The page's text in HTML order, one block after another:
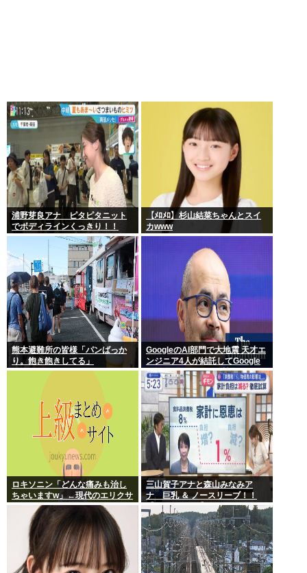
浦野芽良アナ ピタピタニット
でボディラインくっきり！！
【ﾒﾛﾒﾛ】杉山結菜ちゃんとスイ
カwww
熊本避難所の皆様「パンばっか
り。飽き飽きしてる」
GoogleのAI部門で大地震 天才エ
ンジニア4人が結託してGoogle
を離脱 遅れを取るAI競争さらに
苦しく 株価に影響大
ロキソニン「どんな痛みも治し
ちゃいますw」←現代のエリクサ
ーやろ…
三山賀子アナと森山みなみア
ナ 巨乳 ＆ ノースリーブ！！
【GIF動画あり】